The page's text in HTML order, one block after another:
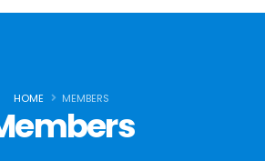
HOME MEMBERS